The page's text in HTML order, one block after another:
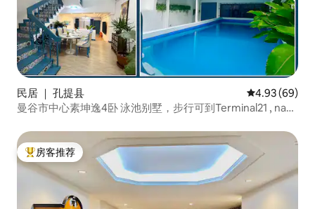
民居 ｜ 孔提县 平均评分 4.93
4.93 (69)
曼谷市中心素坤逸4卧 泳池别墅，步行可到Terminal21 , nana
热门「房客推荐」
房客推荐